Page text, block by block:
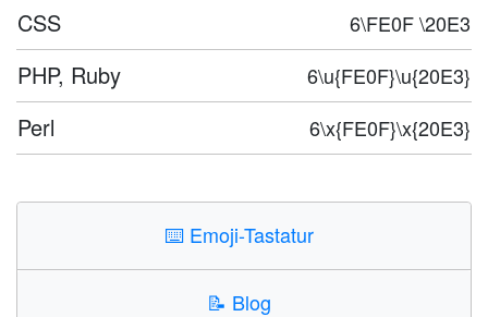
CSS 6\FE0F \20E3
PHP, Ruby 6\u{FE0F}\u{20E3}
Perl 6\x{FE0F}\x{20E3}
⌨️ Emoji-Tastatur
📝 Blog